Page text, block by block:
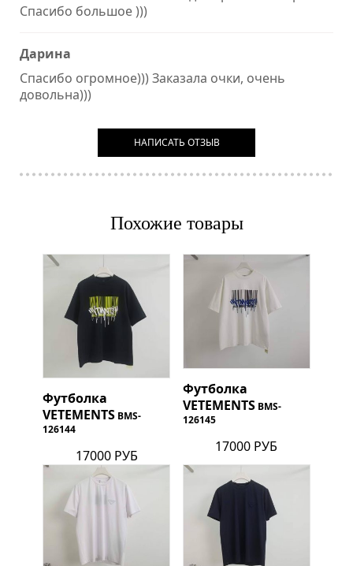
Спасибо большое )))
Дарина
Спасибо огромное))) Заказала очки, очень
довольна)))
НАПИСАТЬ ОТЗЫВ
Похожие товары
Футболка
VETEMENTS BMS-
126144
17000 РУБ
Футболка
VETEMENTS BMS-
126145
17000 РУБ